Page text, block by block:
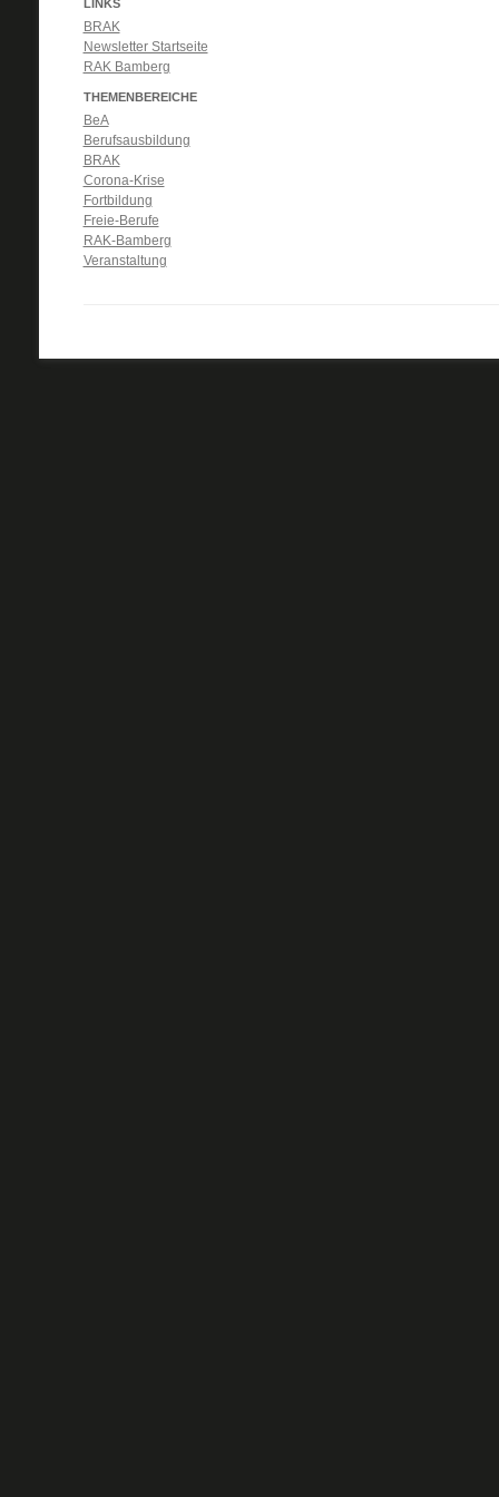
LINKS
BRAK
Newsletter Startseite
RAK Bamberg
THEMENBEREICHE
BeA
Berufsausbildung
BRAK
Corona-Krise
Fortbildung
Freie-Berufe
RAK-Bamberg
Veranstaltung